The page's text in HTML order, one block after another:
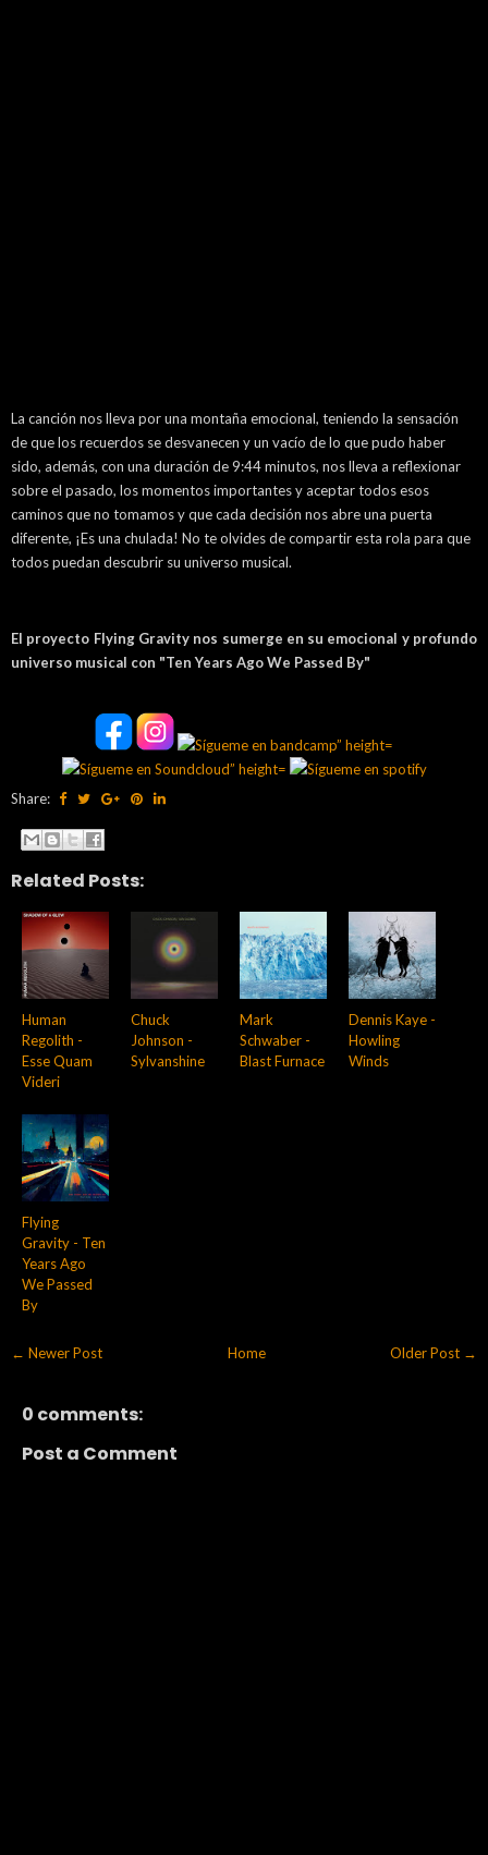
La canción nos lleva por una montaña emocional, teniendo la sensación
de que los recuerdos se desvanecen y un vacío de lo que pudo haber
sido, además, con una duración de 9:44 minutos, nos lleva a reflexionar
sobre el pasado, los momentos importantes y aceptar todos esos
caminos que no tomamos y que cada decisión nos abre una puerta
diferente, ¡Es una chulada! No te olvides de compartir esta rola para que
todos puedan descubrir su universo musical.
El proyecto Flying Gravity nos sumerge en su emocional y profundo
universo musical con "Ten Years Ago We Passed By"
Share:
Related Posts:
Human
Regolith -
Esse Quam
Videri
Chuck
Johnson -
Sylvanshine
Mark
Schwaber -
Blast Furnace
Dennis Kaye -
Howling
Winds
Flying
Gravity - Ten
Years Ago
We Passed
By
← Newer Post Older Post →
Home
0 comments:
Post a Comment